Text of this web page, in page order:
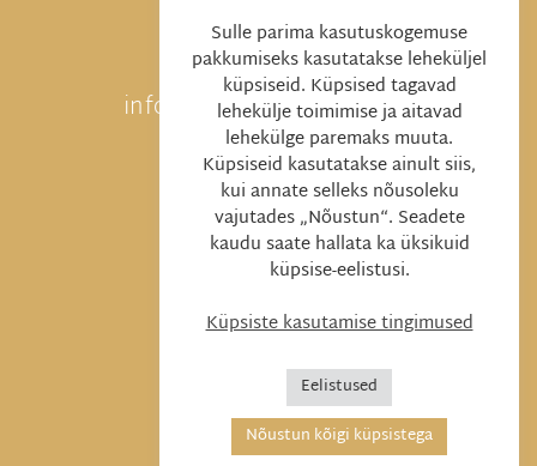

info@monikakuzmina.ee

+372 5551 7551
Veebiait
Sulle parima kasutuskogemuse
pakkumiseks kasutatakse leheküljel
küpsiseid. Küpsised tagavad
lehekülje toimimise ja aitavad
lehekülge paremaks muuta.
Küpsiseid kasutatakse ainult siis,
kui annate selleks nõusoleku
vajutades „Nõustun“. Seadete
kaudu saate hallata ka üksikuid
küpsise-eelistusi.
Küpsiste kasutamise tingimused
Eelistused
Nõustun kõigi küpsistega